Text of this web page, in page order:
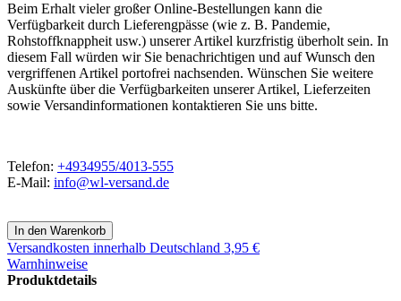
Beim Erhalt vieler großer Online-Bestellungen kann die
Verfügbarkeit durch Lieferengpässe (wie z. B. Pandemie,
Rohstoffknappheit usw.) unserer Artikel kurzfristig überholt sein. In
diesem Fall würden wir Sie benachrichtigen und auf Wunsch den
vergriffenen Artikel portofrei nachsenden. Wünschen Sie weitere
Auskünfte über die Verfügbarkeiten unserer Artikel, Lieferzeiten
sowie Versandinformationen kontaktieren Sie uns bitte.
Telefon: +4934955/4013-555
E-Mail: info@wl-versand.de
Versandkosten innerhalb Deutschland 3,95 €
Warnhinweise
Produktdetails